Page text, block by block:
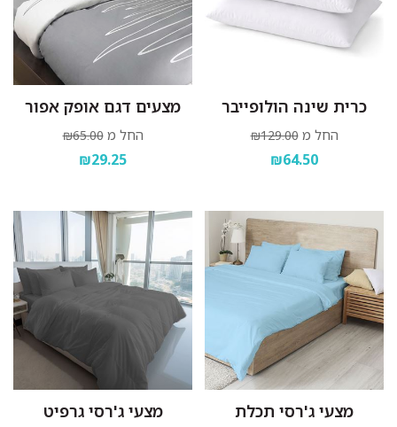
כרית שינה הולופייבר
החל מ ₪129.00
₪64.50
מצעים דגם אופק אפור
החל מ ₪65.00
₪29.25
מצעי ג'רסי תכלת מצעי ג'רסי גרפיט